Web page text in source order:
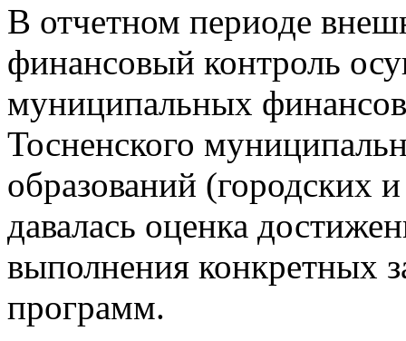
В отчетном периоде
финансовый контроль
муниципальных
Тосненского
образований (городских
давалась оценка
выполнения конкретных
программ.